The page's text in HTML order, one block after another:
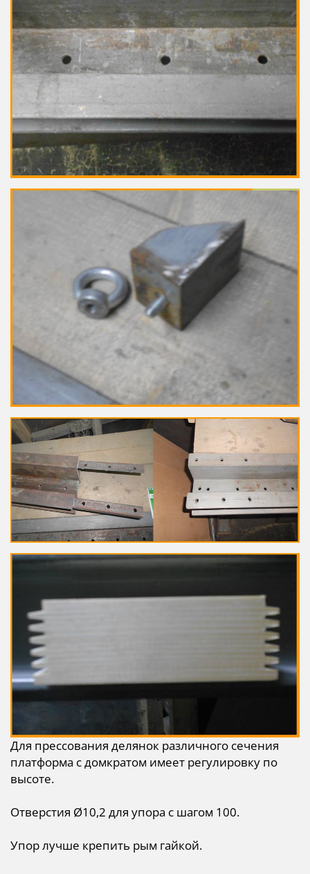
Для прессования делянок различного сечения
платформа с домкратом имеет регулировку по
высоте.
Отверстия Ø10,2 для упора с шагом 100.
Упор лучше крепить рым гайкой.